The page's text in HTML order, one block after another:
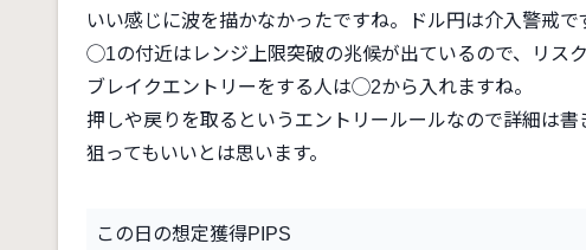
いい感じに波を描かなかったですね。ドル円は介入警戒で
◯1の付近はレンジ上限突破の兆候が出ているので、リス
ブレイクエントリーをする人は◯2から入れますね。
押しや戻りを取るというエントリールールなので詳細は
狙ってもいいとは思います。
この日の想定獲得PIPS